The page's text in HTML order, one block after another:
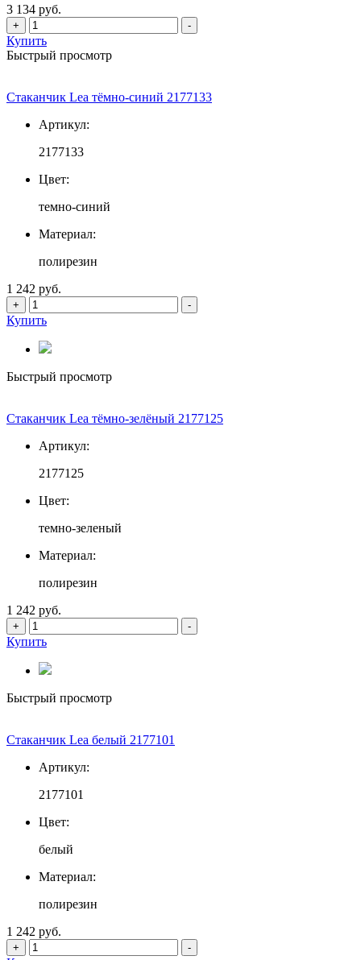
3 134 руб.
+ -
Купить
Быстрый просмотр
Стаканчик Lea тёмно-синий 2177133
Артикул:
2177133
Цвет:
темно-синий
Материал:
полирезин
1 242 руб.
+ -
Купить
Быстрый просмотр
Стаканчик Lea тёмно-зелёный 2177125
Артикул:
2177125
Цвет:
темно-зеленый
Материал:
полирезин
1 242 руб.
+ -
Купить
Быстрый просмотр
Стаканчик Lea белый 2177101
Артикул:
2177101
Цвет:
белый
Материал:
полирезин
1 242 руб.
+ -